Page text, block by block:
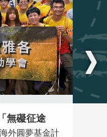
無礙征途
外圓夢基金計